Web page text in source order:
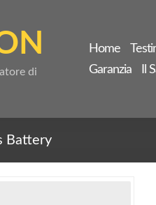
di
Home
Garanzia
Il
Battery